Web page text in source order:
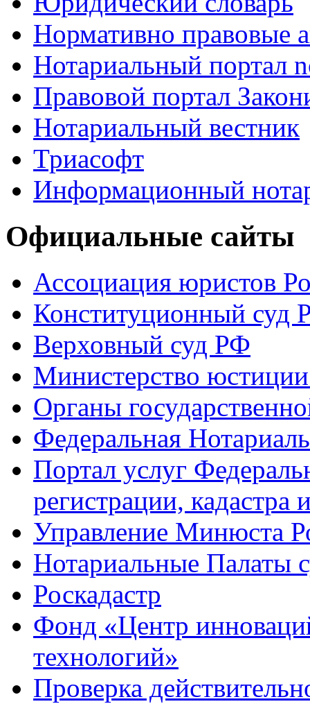
Нормативно правовые
Нотариальный портал
Правовой портал
Нотариальный вестник
Триасофт
Информационный
Официальные сайты
Ассоциация юристов
Конституционный суд
Верховный суд РФ
Министерство
Органы
Федеральная
Портал услуг
регистрации, кадастра
Управление Минюста
Нотариальные Палаты
Роскадастр
Фонд «Центр
технологий»
Проверка